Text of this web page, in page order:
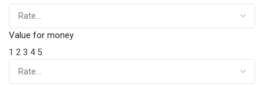
Value for money
1 2 3 4 5